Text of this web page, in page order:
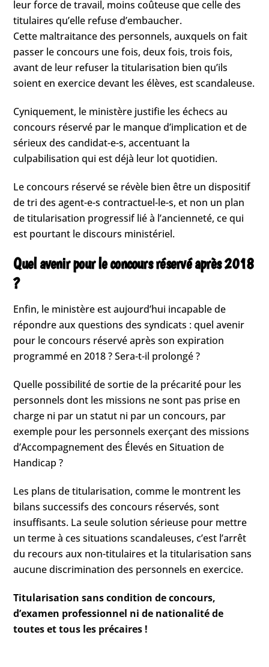
leur force de travail, moins coûteuse que celle des
titulaires qu’elle refuse d’embaucher.
Cette maltraitance des personnels, auxquels on fait
passer le concours une fois, deux fois, trois fois,
avant de leur refuser la titularisation bien qu’ils
soient en exercice devant les élèves, est scandaleuse.
Cyniquement, le ministère justifie les échecs au
concours réservé par le manque d’implication et de
sérieux des candidat-e-s, accentuant la
culpabilisation qui est déjà leur lot quotidien.
Le concours réservé se révèle bien être un dispositif
de tri des agent-e-s contractuel-le-s, et non un plan
de titularisation progressif lié à l’ancienneté, ce qui
est pourtant le discours ministériel.
Quel avenir pour le concours réservé après 2018
?
Enfin, le ministère est aujourd’hui incapable de
répondre aux questions des syndicats : quel avenir
pour le concours réservé après son expiration
programmé en 2018 ? Sera-t-il prolongé ?
Quelle possibilité de sortie de la précarité pour les
personnels dont les missions ne sont pas prise en
charge ni par un statut ni par un concours, par
exemple pour les personnels exerçant des missions
d’Accompagnement des Élevés en Situation de
Handicap ?
Les plans de titularisation, comme le montrent les
bilans successifs des concours réservés, sont
insuffisants. La seule solution sérieuse pour mettre
un terme à ces situations scandaleuses, c’est l’arrêt
du recours aux non-titulaires et la titularisation sans
aucune discrimination des personnels en exercice.
Titularisation sans condition de concours,
d’examen professionnel ni de nationalité de
toutes et tous les précaires !